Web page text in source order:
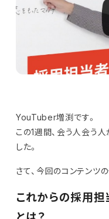
YouTuber増渕です。
この1週間、会う人会う人
した。
さて、今回のコンテンツの
これからの採用担